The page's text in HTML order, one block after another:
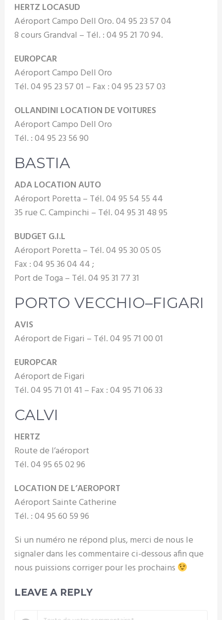
HERTZ LOCASUD
Aéroport Campo Dell Oro. 04 95 23 57 04
8 cours Grandval – Tél. : 04 95 21 70 94.
EUROPCAR
Aéroport Campo Dell Oro
Tél. 04 95 23 57 01 – Fax : 04 95 23 57 03
OLLANDINI LOCATION DE VOITURES
Aéroport Campo Dell Oro
Tél. : 04 95 23 56 90
BASTIA
ADA LOCATION AUTO
Aéroport Poretta – Tél. 04 95 54 55 44
35 rue C. Campinchi – Tél. 04 95 31 48 95
BUDGET G.I.L
Aéroport Poretta – Tél. 04 95 30 05 05
Fax : 04 95 36 04 44 ;
Port de Toga – Tél. 04 95 31 77 31
PORTO VECCHIO–FIGARI
AVIS
Aéroport de Figari – Tél. 04 95 71 00 01
EUROPCAR
Aéroport de Figari
Tél. 04 95 71 01 41 – Fax : 04 95 71 06 33
CALVI
HERTZ
Route de l’aéroport
Tél. 04 95 65 02 96
LOCATION DE L’AEROPORT
Aéroport Sainte Catherine
Tél. : 04 95 60 59 96
Si un numéro ne répond plus, merci de nous le
signaler dans les commentaire ci-dessous afin que
nous puissions corriger pour les prochains
LEAVE A REPLY